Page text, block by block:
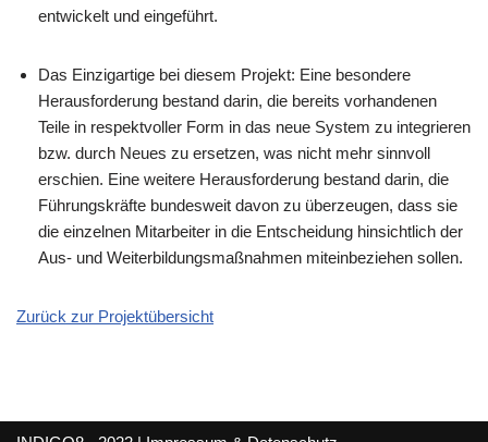
entwickelt und eingeführt.
Das Einzigartige bei diesem Projekt: Eine besondere
Herausforderung bestand darin, die bereits vorhandenen
Teile in respektvoller Form in das neue System zu integrieren
bzw. durch Neues zu ersetzen, was nicht mehr sinnvoll
erschien. Eine weitere Herausforderung bestand darin, die
Führungskräfte bundesweit davon zu überzeugen, dass sie
die einzelnen Mitarbeiter in die Entscheidung hinsichtlich der
Aus- und Weiterbildungsmaßnahmen miteinbeziehen sollen.
Zurück zur Projektübersicht